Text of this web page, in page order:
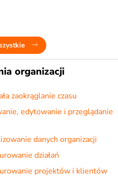
organizacji
zaokrąglanie czasu
edytowanie i przeglądanie
danych organizacji
działań
projektów i klientów